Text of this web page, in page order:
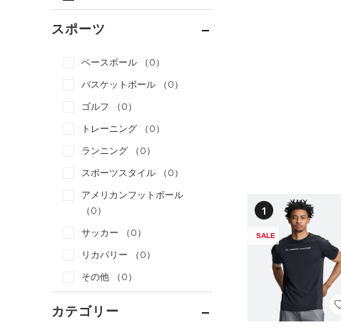
スポーツ
ベースボール
（0）
バスケットボール
（0）
ゴルフ
（0）
トレーニング
（0）
ランニング
（0）
スポーツスタイル
（0）
アメリカンフットボール
（0）
サッカー
（0）
リカバリー
（0）
その他
（0）
カテゴリー
1
SALE